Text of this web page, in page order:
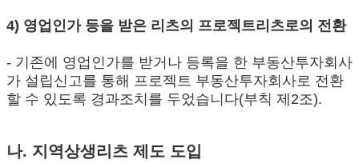
4) 영업인가 등을 받은 리츠의 프로젝트리츠로의 전환
- 기존에 영업인가를 받거나 등록을 한 부동산투자회사
가 설립신고를 통해 프로젝트 부동산투자회사로 전환
할 수 있도록 경과조치를 두었습니다(부칙 제2조).
나. 지역상생리츠 제도 도입